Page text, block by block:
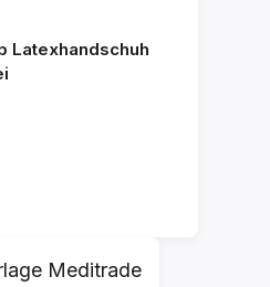
Latexhandschuh